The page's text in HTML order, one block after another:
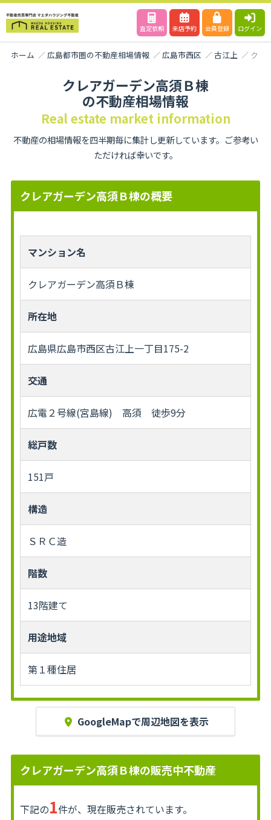
査定依頼 来店予約 会員登録 ログイン
ホーム 広島都市圏の不動産相場情報 広島市西区 古江上 クレ
クレアガーデン高須Ｂ棟
の不動産相場情報
Real estate market information
不動産の相場情報を四半期毎に集計し更新しています。ご参考い
ただければ幸いです。
クレアガーデン高須Ｂ棟の概要
マンション名
クレアガーデン高須Ｂ棟
所在地
広島県広島市西区古江上一丁目175-2
交通
広電２号線(宮島線) 高須 徒歩9分
総戸数
151戸
構造
ＳＲＣ造
階数
13階建て
用途地域
第１種住居
GoogleMapで周辺地図を表示
クレアガーデン高須Ｂ棟の販売中不動産
下記の1件が、現在販売されています。